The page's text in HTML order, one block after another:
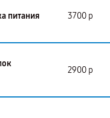
питания 3700 р
2900 р